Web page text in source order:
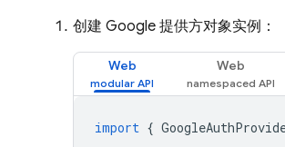
创建 Google 提供方对象实例：
Web Web
import {